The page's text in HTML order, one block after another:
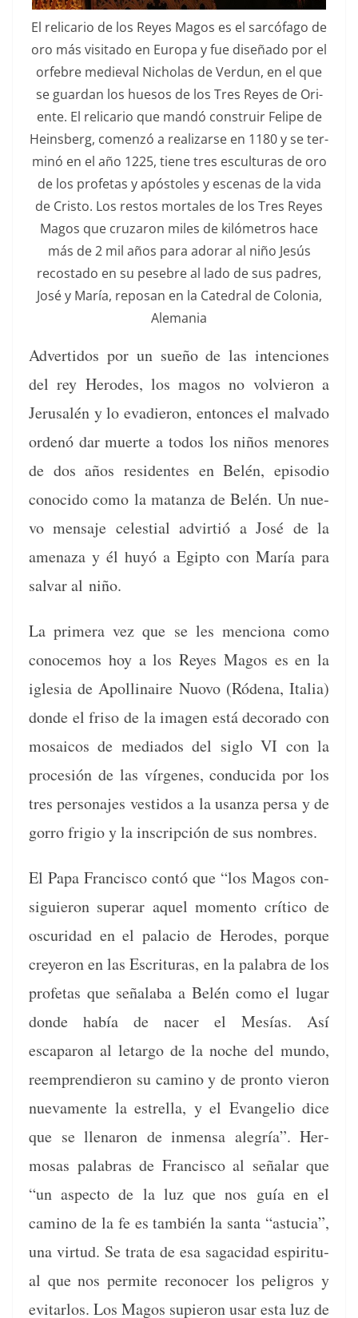
El reli­cario de los Reyes Magos es el sar­cófa­go de
oro más vis­i­ta­do en Europa y fue dis­eña­do por el
orfebre medieval Nicholas de Ver­dun, en el que
se guardan los hue­sos de los Tres Reyes de Ori­
ente. El reli­cario que mandó con­stru­ir Felipe de
Heins­berg, comen­zó a realizarse en 1180 y se ter­
minó en el año 1225, tiene tres escul­turas de oro
de los pro­fe­tas y após­toles y esce­nas de la vida
de Cristo. Los restos mor­tales de los Tres Reyes
Magos que cruzaron miles de kilómet­ros hace
más de 2 mil años para ado­rar al niño Jesús
recosta­do en su pese­bre al lado de sus padres,
José y María, reposan en la Cat­e­dral de Colo­nia,
Alemania
Adver­tidos por un sueño de las inten­ciones
del rey Herodes, los magos no volvieron a
Jerusalén y lo evadieron, entonces el mal­va­do
ordenó dar muerte a todos los niños menores
de dos años res­i­dentes en Belén, episo­dio
cono­ci­do como la matan­za de Belén. Un nue­
vo men­saje celes­tial advir­tió a José de la
ame­naza y él huyó a Egip­to con María para
sal­var al niño.
La primera vez que se les men­ciona como
cono­ce­mos hoy a los Reyes Magos es en la
igle­sia de Apol­li­naire Nuo­vo (Róde­na, Italia)
donde el friso de la ima­gen está dec­o­ra­do con
mosaicos de medi­a­dos del siglo VI con la
pro­ce­sión de las vír­genes, con­duci­da por los
tres per­son­ajes vesti­dos a la usan­za per­sa y de
gor­ro fri­gio y la inscrip­ción de sus nombres.
El Papa Fran­cis­co con­tó que “los Magos con­
sigu­ieron super­ar aquel momen­to críti­co de
oscuri­dad en el pala­cio de Herodes, porque
creyeron en las Escrit­uras, en la pal­abra de los
pro­fe­tas que señal­a­ba a Belén como el lugar
donde había de nac­er el Mesías. Así
escaparon al letar­go de la noche del mun­do,
reem­prendieron su camino y de pron­to vieron
nue­va­mente la estrel­la, y el Evan­ge­lio dice
que se llenaron de inmen­sa ale­gría”. Her­
mosas pal­abras de Fran­cis­co al señalar que
“un aspec­to de la luz que nos guía en el
camino de la fe es tam­bién la san­ta “astu­cia”,
una vir­tud. Se tra­ta de esa sagaci­dad espir­i­tu­
al que nos per­mite recono­cer los peli­gros y
evi­tar­los. Los Magos supieron usar esta luz de